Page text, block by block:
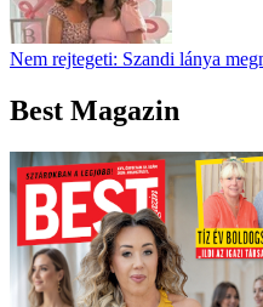
Nem rejtegeti: Szandi lánya
Best Magazin